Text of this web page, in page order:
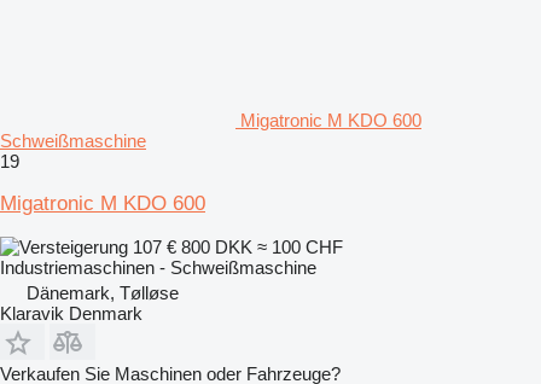
Migatronic M KDO 600
Schweißmaschine
19
Migatronic M KDO 600
107 € 800 DKK ≈ 100 CHF
Industriemaschinen - Schweißmaschine
Dänemark, Tølløse
Klaravik Denmark
Verkaufen Sie Maschinen oder Fahrzeuge?